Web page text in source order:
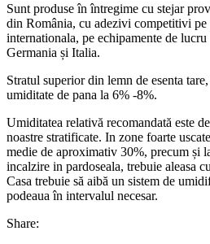
Sunt produse în întregime cu stejar
din România, cu adezivi competitivi pe
internationala, pe echipamente de
Germania și Italia.
Stratul superior din lemn de esenta
umiditate de pana la 6% -8%.
Umiditatea relativă recomandată este
noastre stratificate. In zone foarte
medie de aproximativ 30%, precum și
incalzire in pardoseala, trebuie aleasa
Casa trebuie să aibă un sistem de
podeaua în intervalul necesar.
Share: